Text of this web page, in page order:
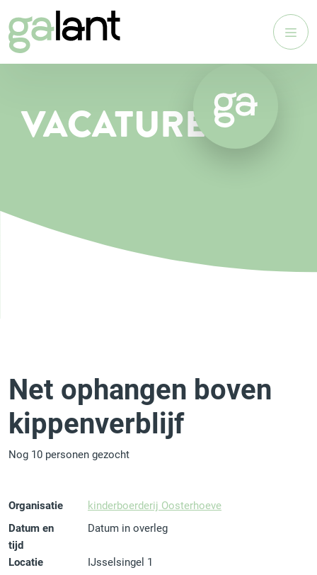
VACATURE
Net ophangen boven
kippenverblijf
Nog 10 personen gezocht
Organisatie
kinderboerderij Oosterhoeve
Datum en
tijd
Datum in overleg
Locatie IJsselsingel 1